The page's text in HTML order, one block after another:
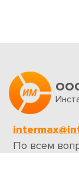
По всем